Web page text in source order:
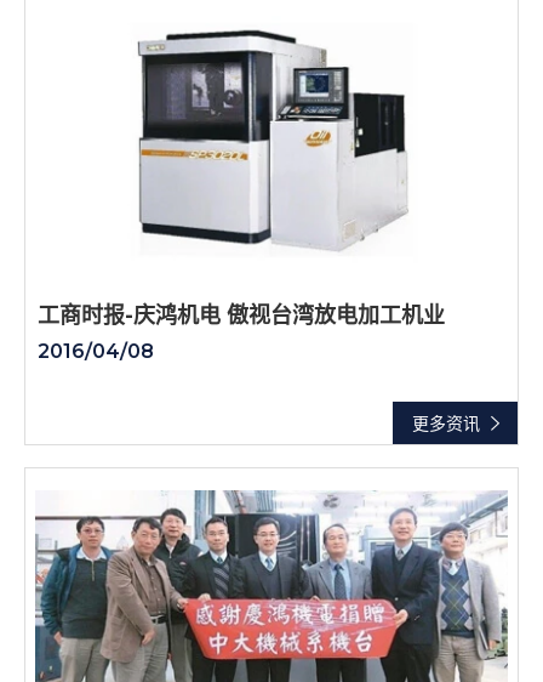
更多资讯
工商时报-庆鸿机电 傲视台湾放电加工机业
2016/04/08